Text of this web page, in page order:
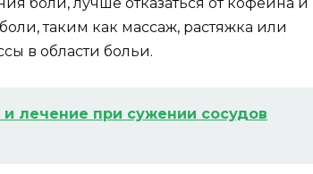
таким как массаж, растяжка или
в области больи.
лечение при сужении сосудов